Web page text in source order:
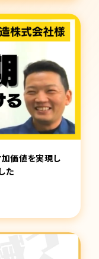
価値を実現し
た